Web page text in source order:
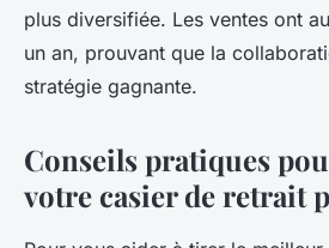
plus diversifiée. Les ventes ont
un an, prouvant que la
stratégie gagnante.
Conseils pratiques
votre casier de retrait